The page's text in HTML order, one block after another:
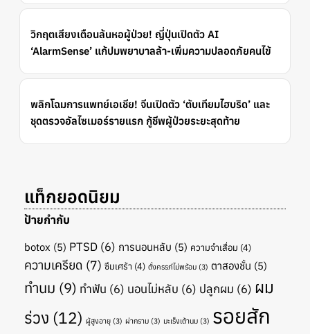
วิกฤตเสียงเตือนล้นหอผู้ป่วย! ญี่ปุ่นเปิดตัว AI
‘AlarmSense’ แก้ปมพยาบาลล้า-เพิ่มความปลอดภัยคนไข้
พลิกโฉมการแพทย์เอเชีย! จีนเปิดตัว ‘ตับเทียมไฮบริด’ และ
ชุดตรวจอัลไซเมอร์รายแรก กู้ชีพผู้ป่วยระยะสุดท้าย
แท็กยอดนิยม
ป้ายกำกับ
botox (5) PTSD (6) การนอนหลับ (5) ความจำเสื่อม (4)
ความเครียด (7) ซึมเศร้า (4) ตั้งครรภ์ไม่พร้อม (3) ตาสองชั้น (5)
ทำนม (9) ทำฟัน (6) นอนไม่หลับ (6) ปลูกผม (6) ผม
ร่วง (12) ผู้สูงอายุ (3) ผ่ากราม (3) มะเร็งเต้านม (3) รอยสัก